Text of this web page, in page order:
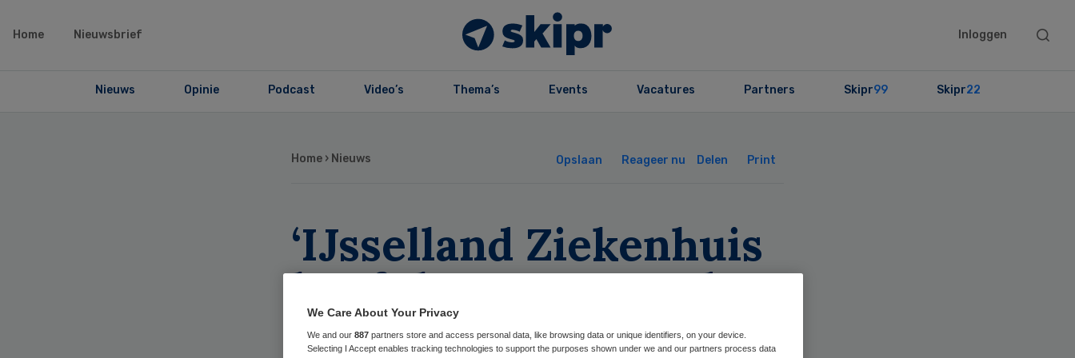
Home Nieuwsbrief Inloggen
Search
Nieuws Opinie Podcast Video’s Thema’s Events Vacatures Partners Skipr99 Skipr22
Home › Nieuws Opslaan Reageer nu Delen Print
‘IJsselland Ziekenhuis
heeft beste zorgpad
2014’
We Care About Your Privacy
We and our 887 partners store and access personal data, like browsing data or unique identifiers, on your device.
Selecting I Accept enables tracking technologies to support the purposes shown under we and our partners process data